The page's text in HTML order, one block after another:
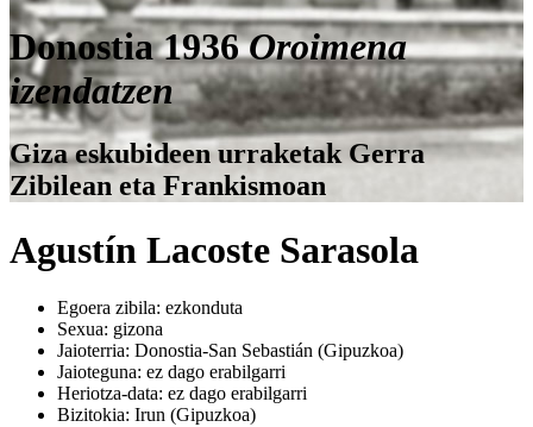
Donostia 1936Oroimena
izendatzen
Giza eskubideen urraketak Gerra
Zibilean eta Frankismoan
Agustín Lacoste Sarasola
Egoera zibila: ezkonduta
Sexua: gizona
Jaioterria: Donostia-San Sebastián (Gipuzkoa)
Jaioteguna: ez dago erabilgarri
Heriotza-data: ez dago erabilgarri
Bizitokia: Irun (Gipuzkoa)